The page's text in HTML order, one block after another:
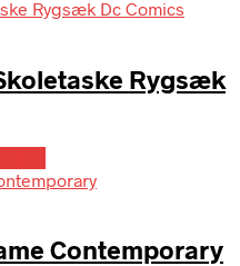
Rygsæk
Contemporary